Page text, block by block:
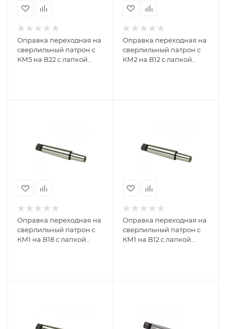
Оправка переходная на
сверлильный патрон с
КМ5 на B22 с лапкой
Оправка переходная на
сверлильный патрон с
КМ2 на B12 с лапкой
Оправка переходная на
сверлильный патрон с
КМ1 на B18 с лапкой
Оправка переходная на
сверлильный патрон с
КМ1 на B12 с лапкой